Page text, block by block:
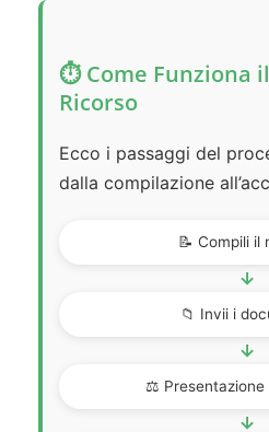
⏱️ Come Funziona
Ricorso
Ecco i passaggi del
dalla compilazione
📝 Compili il
→
📁 Invii i
→
⚖️ Presentazione
→